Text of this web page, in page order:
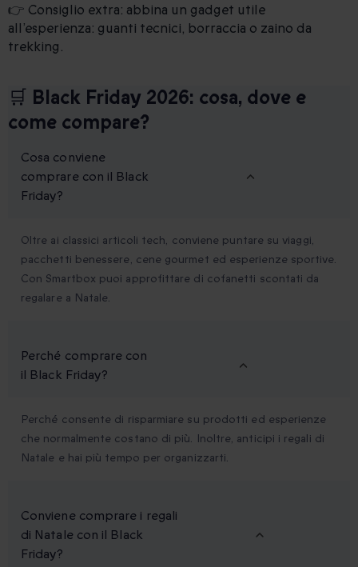
👉 Consiglio extra: abbina un gadget utile
all’esperienza: guanti tecnici, borraccia o zaino da
trekking.
🛒 Black Friday 2026: cosa, dove e
come compare?
Cosa conviene
comprare con il Black
Friday?
Oltre ai classici articoli tech, conviene puntare su viaggi,
pacchetti benessere, cene gourmet ed esperienze sportive.
Con Smartbox puoi approfittare di cofanetti scontati da
regalare a Natale.
Perché comprare con
il Black Friday?
Perché consente di risparmiare su prodotti ed esperienze
che normalmente costano di più. Inoltre, anticipi i regali di
Natale e hai più tempo per organizzarti.
Conviene comprare i regali
di Natale con il Black
Friday?